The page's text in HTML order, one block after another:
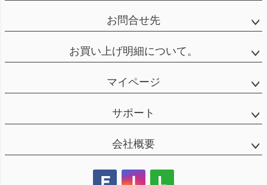
お問合せ先
お買い上げ明細について。
マイページ
サポート
会社概要